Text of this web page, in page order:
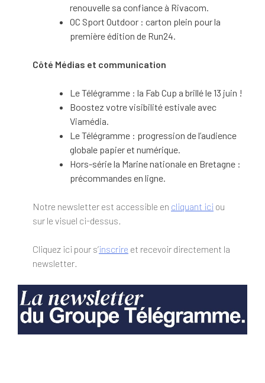
renouvelle sa confiance à Rivacom.
OC Sport Outdoor : carton plein pour la
première édition de Run24.
Côté Médias et communication
Le Télégramme : la Fab Cup a brillé le 13 juin !
Boostez votre visibilité estivale avec
Viamédia.
Le Télégramme : progression de l’audience
globale papier et numérique.
Hors-série la Marine nationale en Bretagne :
précommandes en ligne.
Notre newsletter est accessible en cliquant ici ou
sur le visuel ci-dessus.
Cliquez ici pour s’inscrire et recevoir directement la
newsletter.